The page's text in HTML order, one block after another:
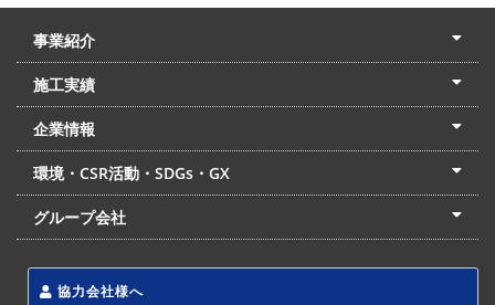
事業紹介
土木本部
建築本部
PPP・PFI
リフォーム・リノベーション
中村建設の家
施工実績
土木部門
建築部門
リフォーム部門
住宅部門
名古屋支店
東京支店
企業情報
会社概要
経営理念
沿革
リクルート
最新情報
お問合せ
環境・CSR活動・SDGs・GX
LSS流動化処理工法
CSR・SDGs・GX
発電事業
次世代ZEBオフィス
グループ会社
協力会社様へ